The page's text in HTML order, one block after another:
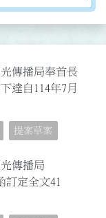
傳播局奉首長
達自114年7月
提案草案
傳播局
訂定全文41